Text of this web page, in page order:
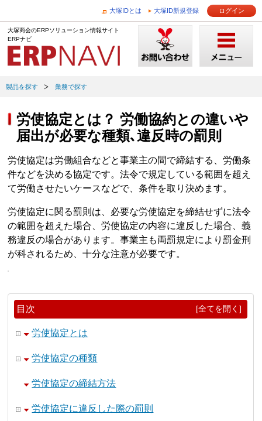
大塚IDとは 大塚ID新規登録 ログイン
大塚商会のERPソリューション情報サイト
ERPナビ
製品を探す 業務で探す
労使協定とは？ 労働協約との違いや
届出が必要な種類､違反時の罰則
労使協定は労働組合などと事業主の間で締結する、労働条
件などを決める協定です。法令で規定している範囲を超え
て労働させたいケースなどで、条件を取り決めます。
労使協定に関る罰則は、必要な労使協定を締結せずに法令
の範囲を超えた場合、労使協定の内容に違反した場合、義
務違反の場合があります。事業主も両罰規定により罰金刑
が科されるため、十分な注意が必要です。
目次 [全てを開く]
労使協定とは
労使協定の種類
労使協定の締結方法
労使協定に違反した際の罰則